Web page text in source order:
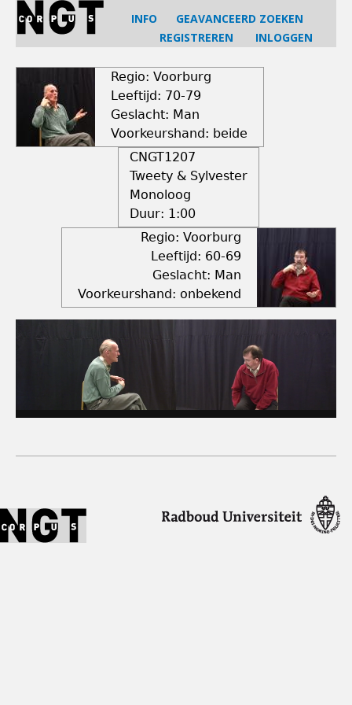
Jump
navigation
INFO
GEAVANCEERD ZOEKEN
REGISTREREN
INLOGGEN
Regio: Voorburg
Leeftijd: 70-79
Geslacht: Man
Voorkeurshand: beide
CNGT1207
Tweety & Sylvester
Monoloog
Duur: 1:00
Regio: Voorburg
Leeftijd: 60-69
Geslacht: Man
Voorkeurshand: onbekend